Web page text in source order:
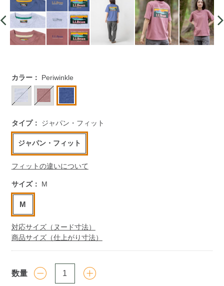
https://www.llbean.co.jp/womens/tops/tshirts-
short/g/CK04535004.html
カラー： Periwinkle
タイプ： ジャパン・フィット
ジャパン・フィット
フィットの違いについて
サイズ： M
M
対応サイズ（ヌード寸法）
商品サイズ（仕上がり寸法）
数量